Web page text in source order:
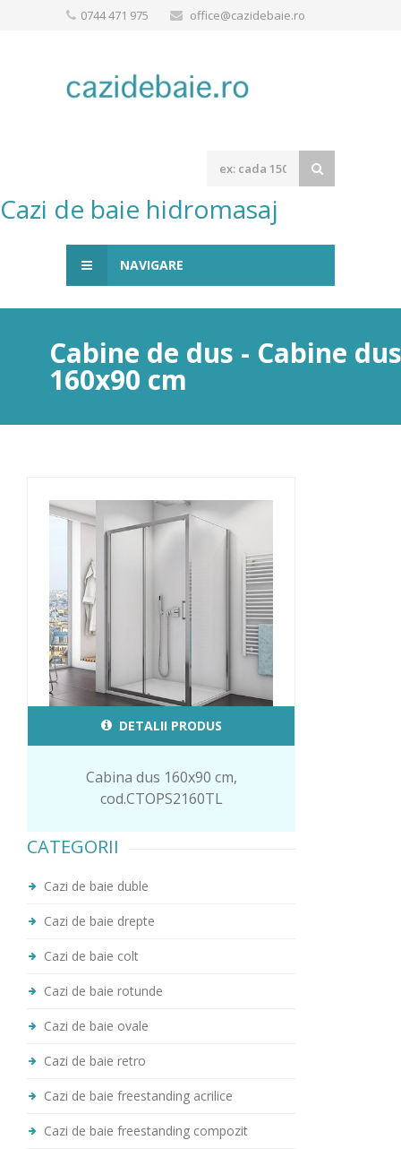
0744 471 975 office@cazidebaie.ro
Cazi de baie hidromasaj
NAVIGARE
Cabine de dus - Cabine dus
160x90 cm
DETALII PRODUS
Cabina dus 160x90 cm,
cod.CTOPS2160TL
CATEGORII
Cazi de baie duble
Cazi de baie drepte
Cazi de baie colt
Cazi de baie rotunde
Cazi de baie ovale
Cazi de baie retro
Cazi de baie freestanding acrilice
Cazi de baie freestanding compozit